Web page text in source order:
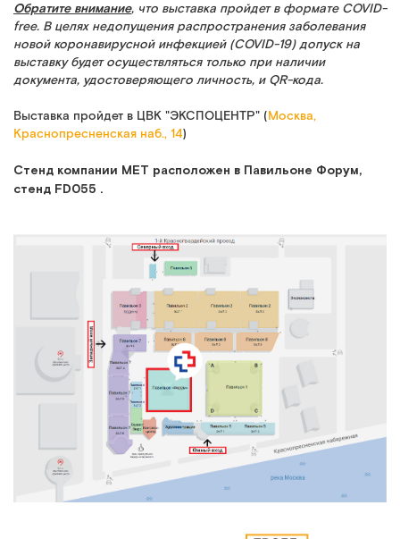
Обратите внимание, что выставка пройдет в формате COVID-
free. В целях недопущения распространения заболевания
новой коронавирусной инфекцией (COVID-19) допуск на
выставку будет осуществляться только при наличии
документа, удостоверяющего личность, и QR-кода.
Выставка пройдет в ЦВК "ЭКСПОЦЕНТР" (Москва,
Краснопресненская наб., 14)
Стенд компании МЕТ расположен в Павильоне Форум,
стенд FD055 .